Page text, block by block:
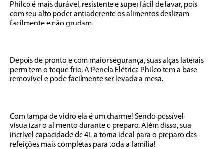
Philco é mais durável, resistente e super fácil de lavar, pois
com seu alto poder antiaderente os alimentos deslizam
facilmente e não grudam.
Depois de pronto e com maior segurança, suas alças laterais
permitem o toque frio. A Penela Elétrica Philco tem a base
removível e pode facilmente ser levada a mesa.
Com tampa de vidro ela é um charme! Sendo possível
visualizar o alimento durante o preparo. Além disso, sua
incrível capacidade de 4L a torna ideal para o preparo das
refeições mais completas para toda a família!